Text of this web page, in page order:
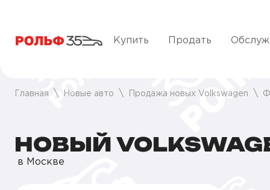
Купить Продать
Главная Новые авто Продажа новых Volkswagen
НОВЫЙ
в Москве